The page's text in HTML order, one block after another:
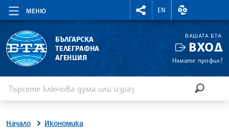
МЕНЮ
RIGHTMENU.SOCIAL
EN
ВАЛУТНИ
БЪЛГАРСКА
ТЕЛЕГРАФНА
АГЕНЦИЯ
ВАШАТА БТА
ВХОД
Нямате профил?
Начало Икономика